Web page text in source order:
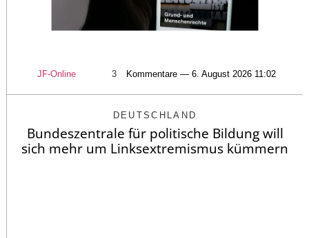
JF-Online 3 Kommentare — 6. August 2026 11:02
DEUTSCHLAND
Bundeszentrale für politische Bildung will
sich mehr um Linksextremismus kümmern